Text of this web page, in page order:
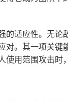
的适应性。无论
。其一项关键
用范围攻击时